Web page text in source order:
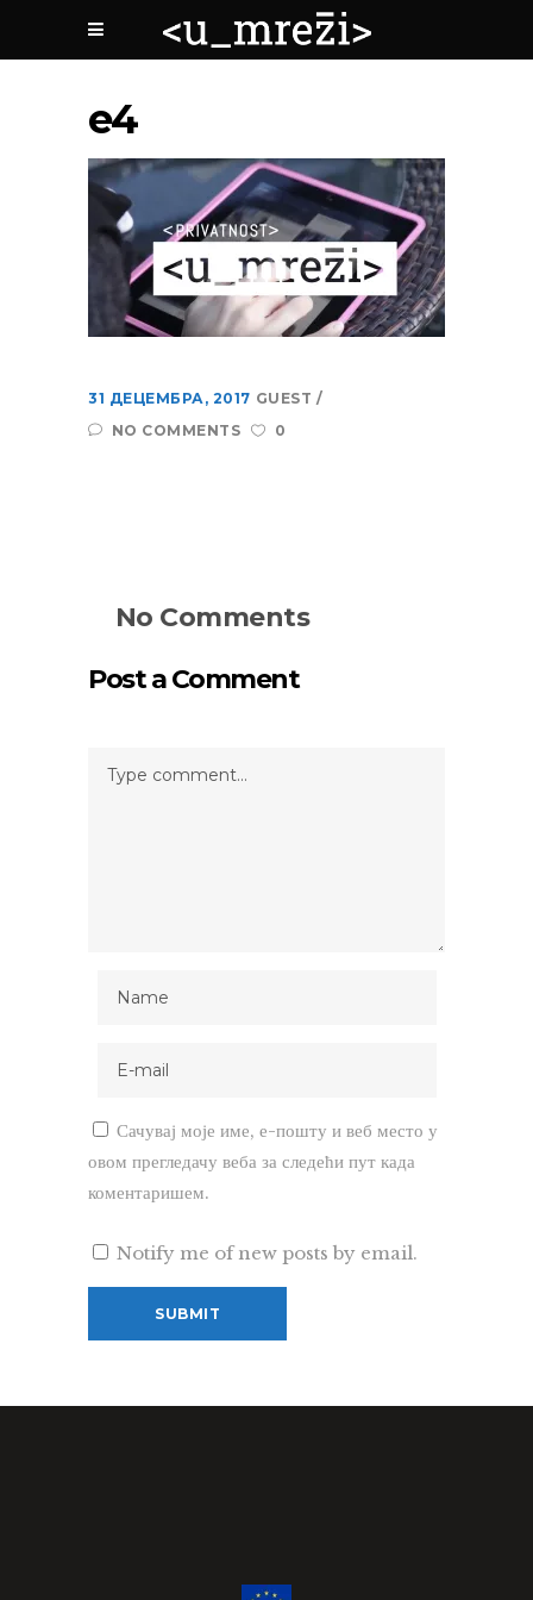
e4
31 ДЕЦЕМБРА, 2017 GUEST
NO COMMENTS
0
No Comments
Post a Comment
Сачувај моје име, е-пошту и веб место у
овом прегледачу веба за следећи пут када
коментаришем.
Notify me of new posts by email.